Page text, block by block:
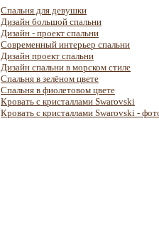
Спальня для девушки
Дизайн большой спальни
Дизайн - проект спальни
Современный интерьер спальни
Дизайн проект спальни
Дизайн спальни в морском стиле
Спальня в зелёном цвете
Спальня в фиолетовом цвете
Кровать с кристаллами Swarovski
Кровать с кристаллами Swarovski -